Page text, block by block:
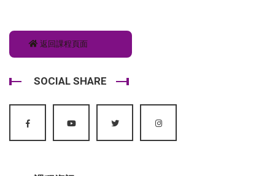
返回課程頁面
SOCIAL SHARE